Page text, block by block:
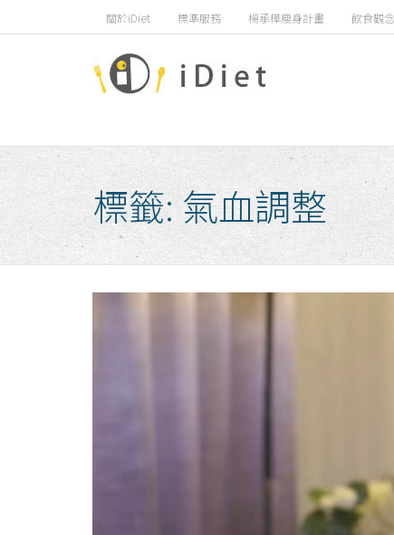
to
關於iDiet 標準服務 楊承樺瘦身計畫 飲食觀念
標籤:氣血調整